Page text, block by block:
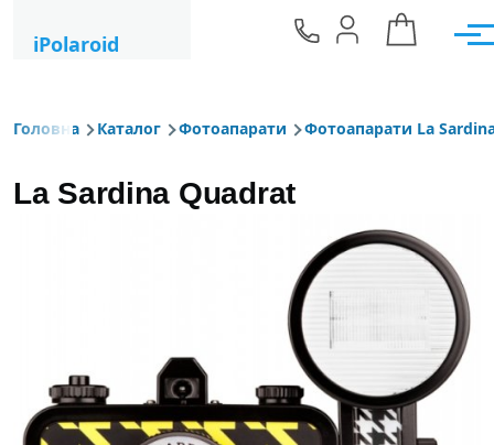
iPolaroid
Рядок навіґації
Головна Каталог Фотоапарати Фотоапарати La
La Sardina Quadrat